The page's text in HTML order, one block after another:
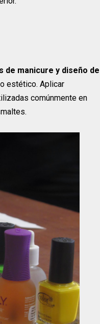
de manicure y diseño de
estético. Aplicar
comúnmente en